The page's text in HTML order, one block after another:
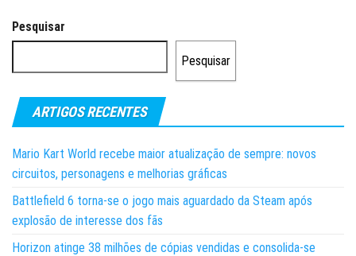
Pesquisar
Pesquisar
ARTIGOS RECENTES
Mario Kart World recebe maior atualização de sempre: novos
circuitos, personagens e melhorias gráficas
Battlefield 6 torna-se o jogo mais aguardado da Steam após
explosão de interesse dos fãs
Horizon atinge 38 milhões de cópias vendidas e consolida-se